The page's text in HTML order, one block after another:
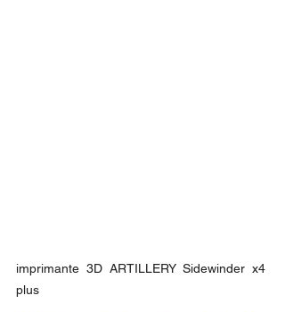
imprimante 3D ARTILLERY Sidewinder x4
plus